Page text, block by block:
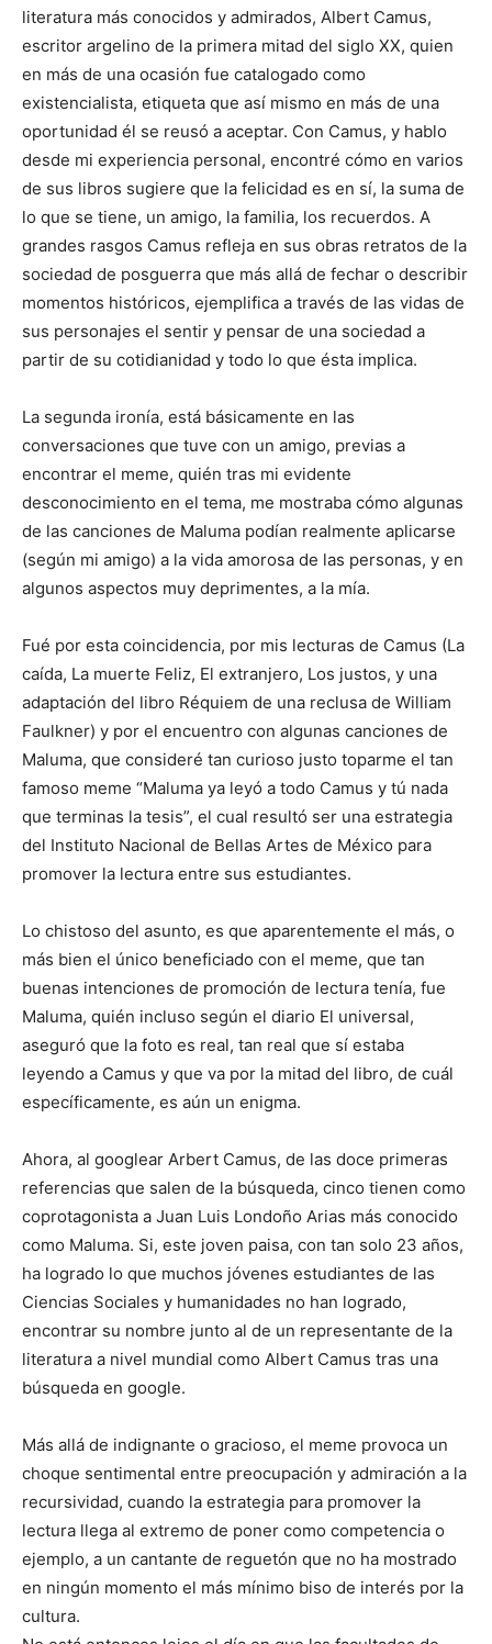
literatura más conocidos y admirados, Albert Camus,
escritor argelino de la primera mitad del siglo XX, quien
en más de una ocasión fue catalogado como
existencialista, etiqueta que así mismo en más de una
oportunidad él se reusó a aceptar. Con Camus, y hablo
desde mi experiencia personal, encontré cómo en varios
de sus libros sugiere que la felicidad es en sí, la suma de
lo que se tiene, un amigo, la familia, los recuerdos. A
grandes rasgos Camus refleja en sus obras retratos de la
sociedad de posguerra que más allá de fechar o describir
momentos históricos, ejemplifica a través de las vidas de
sus personajes el sentir y pensar de una sociedad a
partir de su cotidianidad y todo lo que ésta implica.
La segunda ironía, está básicamente en las
conversaciones que tuve con un amigo, previas a
encontrar el meme, quién tras mi evidente
desconocimiento en el tema, me mostraba cómo algunas
de las canciones de Maluma podían realmente aplicarse
(según mi amigo) a la vida amorosa de las personas, y en
algunos aspectos muy deprimentes, a la mía.
Fué por esta coincidencia, por mis lecturas de Camus (La
caída, La muerte Feliz, El extranjero, Los justos, y una
adaptación del libro Réquiem de una reclusa de William
Faulkner) y por el encuentro con algunas canciones de
Maluma, que consideré tan curioso justo toparme el tan
famoso meme “Maluma ya leyó a todo Camus y tú nada
que terminas la tesis”, el cual resultó ser una estrategia
del Instituto Nacional de Bellas Artes de México para
promover la lectura entre sus estudiantes.
Lo chistoso del asunto, es que aparentemente el más, o
más bien el único beneficiado con el meme, que tan
buenas intenciones de promoción de lectura tenía, fue
Maluma, quién incluso según el diario El universal,
aseguró que la foto es real, tan real que sí estaba
leyendo a Camus y que va por la mitad del libro, de cuál
específicamente, es aún un enigma.
Ahora, al googlear Arbert Camus, de las doce primeras
referencias que salen de la búsqueda, cinco tienen como
coprotagonista a Juan Luis Londoño Arias más conocido
como Maluma. Si, este joven paisa, con tan solo 23 años,
ha logrado lo que muchos jóvenes estudiantes de las
Ciencias Sociales y humanidades no han logrado,
encontrar su nombre junto al de un representante de la
literatura a nivel mundial como Albert Camus tras una
búsqueda en google.
Más allá de indignante o gracioso, el meme provoca un
choque sentimental entre preocupación y admiración a la
recursividad, cuando la estrategia para promover la
lectura llega al extremo de poner como competencia o
ejemplo, a un cantante de reguetón que no ha mostrado
en ningún momento el más mínimo biso de interés por la
cultura.